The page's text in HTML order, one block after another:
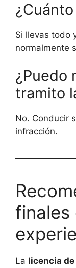
Si llevas todo
normalmente
¿Puedo
tramito
No. Conducir
infracción.
finales
La licencia